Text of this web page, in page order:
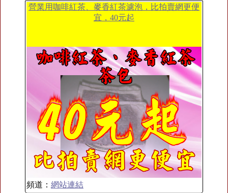
營業用咖啡紅茶、麥香紅茶濾泡，比拍賣網更便
宜，40元起
頻道： 網站連結